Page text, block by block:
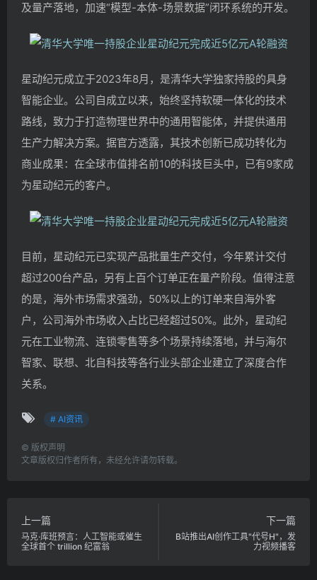
及量产落地，加速“模型-本体-场景数据”闭环系统的开发。
星动纪元成立于2023年8月，是清华大学独家持股的具身
智能企业。公司自成立以来，始终坚持软硬一体化的技术
路线，致力于打造物理世界中的通用智能体，并提供通用
生产力解决方案。据官方透露，其技术创新已成功转化为
商业成果：在全球市值排名前10的科技巨头中，已有9家成
为星动纪元的客户。
目前，星动纪元已实现产品批量生产交付，今年累计交付
超过200台产品，另有上百个订单正在量产阶段。值得注意
的是，海外市场需求强劲，50%以上的订单来自海外客
户，公司海外市场收入占比已经超过50%。此外，星动纪
元在工业物流、连锁零售等多个场景持续落地，并与海尔
智家、联想、北自科技等各行业头部企业建立了深度合作
关系。
# AI资讯
© 版权声明
文章版权归作者所有，未经允许请勿转载。
上一篇
马克·库班预言：人工智能或催生
全球首个 trillion 纪富翁
下一篇
B站推出AI创作工具"代号H"，发
力视频播客